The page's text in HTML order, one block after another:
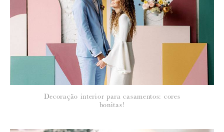
NOME
Decoração interior para casamentos: cores
bonitas!